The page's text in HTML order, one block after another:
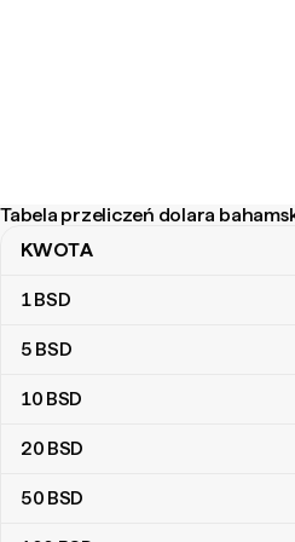
Tabela przeliczeń dolara
Tabela przeliczeń dolara
KWOTA
1BSD
5 BSD
10 BSD
20 BSD
50 BSD